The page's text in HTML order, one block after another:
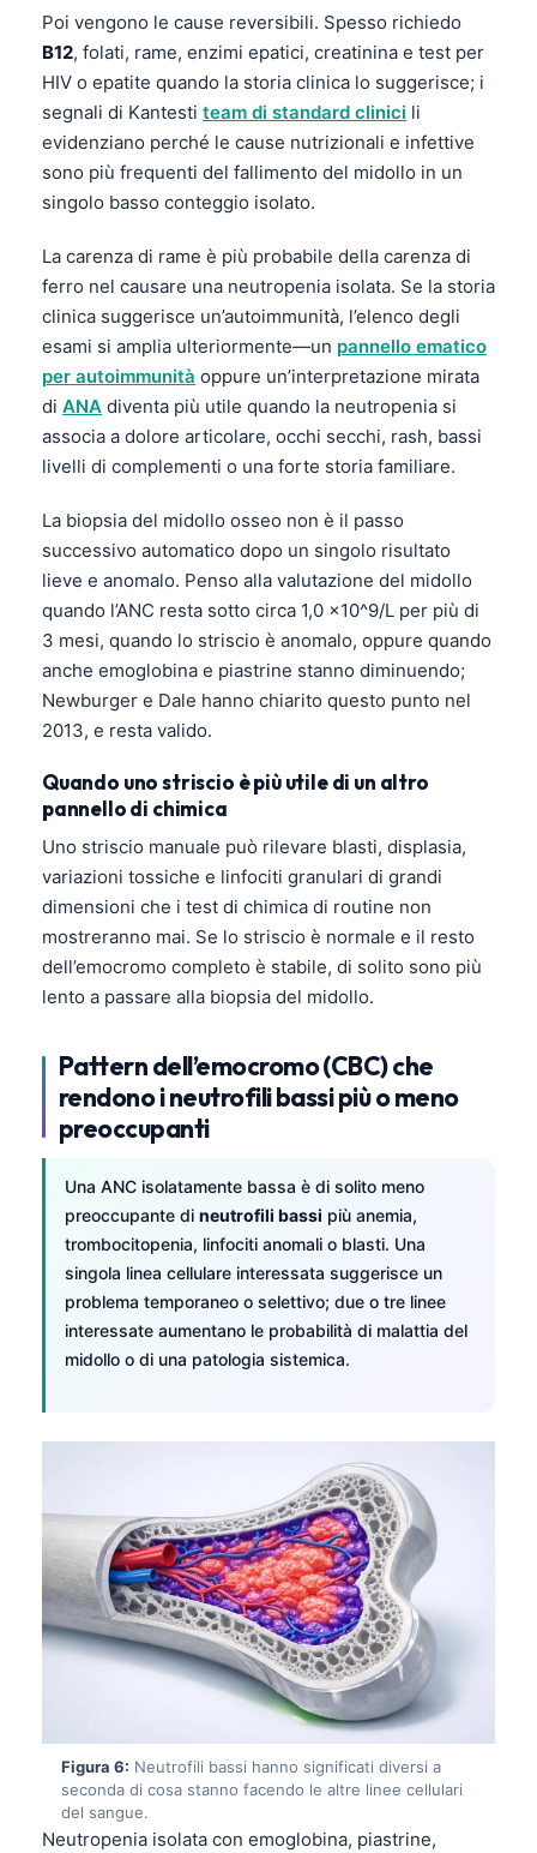
Poi vengono le cause reversibili. Spesso richiedo
B12, folati, rame, enzimi epatici, creatinina e test per
HIV o epatite quando la storia clinica lo suggerisce; i
segnali di Kantesti team di standard clinici li
evidenziano perché le cause nutrizionali e infettive
sono più frequenti del fallimento del midollo in un
singolo basso conteggio isolato.
La carenza di rame è più probabile della carenza di
ferro nel causare una neutropenia isolata. Se la storia
clinica suggerisce un’autoimmunità, l’elenco degli
esami si amplia ulteriormente—un pannello ematico
per autoimmunità oppure un’interpretazione mirata
di ANA diventa più utile quando la neutropenia si
associa a dolore articolare, occhi secchi, rash, bassi
livelli di complementi o una forte storia familiare.
La biopsia del midollo osseo non è il passo
successivo automatico dopo un singolo risultato
lieve e anomalo. Penso alla valutazione del midollo
quando l’ANC resta sotto circa 1,0 ×10^9/L per più di
3 mesi, quando lo striscio è anomalo, oppure quando
anche emoglobina e piastrine stanno diminuendo;
Newburger e Dale hanno chiarito questo punto nel
2013, e resta valido.
Quando uno striscio è più utile di un altro
pannello di chimica
Uno striscio manuale può rilevare blasti, displasia,
variazioni tossiche e linfociti granulari di grandi
dimensioni che i test di chimica di routine non
mostreranno mai. Se lo striscio è normale e il resto
dell’emocromo completo è stabile, di solito sono più
lento a passare alla biopsia del midollo.
Pattern dell’emocromo (CBC) che
rendono i neutrofili bassi più o meno
preoccupanti
Una ANC isolatamente bassa è di solito meno
preoccupante di neutrofili bassi più anemia,
trombocitopenia, linfociti anomali o blasti. Una
singola linea cellulare interessata suggerisce un
problema temporaneo o selettivo; due o tre linee
interessate aumentano le probabilità di malattia del
midollo o di una patologia sistemica.
Figura 6: Neutrofili bassi hanno significati diversi a
seconda di cosa stanno facendo le altre linee cellulari
del sangue.
Neutropenia isolata con emoglobina, piastrine,
Српски језик
Svenska
Bosanski
日本語
Čeština
ქართული
Русский
Polski
Slovenščina
Magyar
Shqip
বাংলা
తెలుగు
தமிழ்
ಕನ್ನಡ
മലയാളം
Bahasa Melayu
Tiếng Việt
Tagalog
ไทย
ភាសាខ្មែរ
Kiswahili
አማርኛ
Українська
Català
Suomi
Hrvatski
Slovenčina
كوردی‎
پښتو
سنڌي
සිංහල
অসমীয়া
Galego
Latviešu valoda
Македонски јазик
Euskara